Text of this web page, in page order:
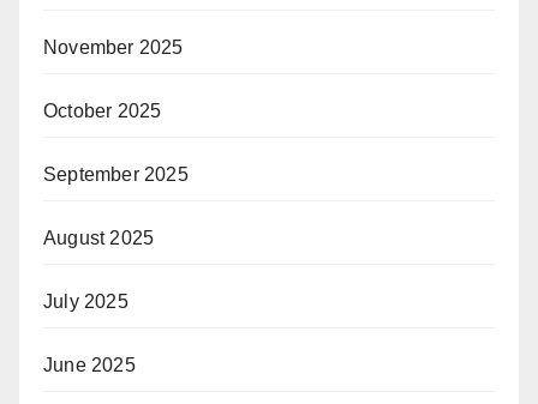
November 2025
October 2025
September 2025
August 2025
July 2025
June 2025